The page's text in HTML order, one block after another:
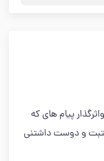
پیام های که
متبت و دوست داشتنی